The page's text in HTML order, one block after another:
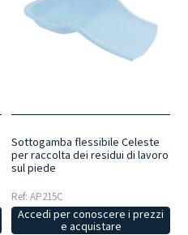
Sottogamba flessibile Celeste
per raccolta dei residui di lavoro
sul piede
Ref: AP215C
Accedi per conoscere i prezzi
e acquistare